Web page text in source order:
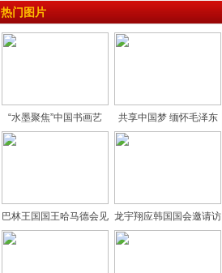
热门图片
“水墨聚焦”中国书画艺 共享中国梦 缅怀毛泽东
巴林王国国王哈马德会见 龙宇翔应韩国国会邀请访